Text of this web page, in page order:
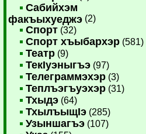
Сабийхэм
факъыхуеджэ (2)
Спорт (32)
Спорт хъыбархэр (581)
Театр (9)
ТекIуэныгъэ (97)
Телеграммэхэр (3)
Теплъэгъуэхэр (31)
Тхыдэ (64)
ТхылъыщIэ (285)
Узыншагъэ (107)